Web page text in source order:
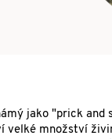
jako "prick and
velké množství